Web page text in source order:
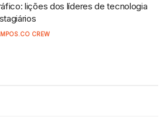
lições dos líderes de tecnologia
CREW